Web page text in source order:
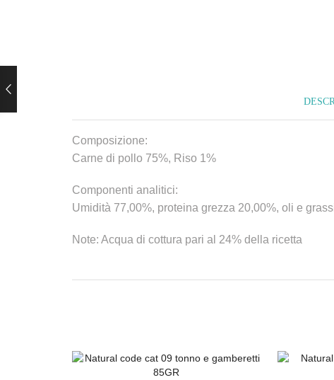
Composizione:
Carne di pollo 75%, Riso 1%
Componenti analitici:
Umidità 77,00%, proteina grezza 20,00%, oli e
Note: Acqua di cottura pari al 24% della ricetta